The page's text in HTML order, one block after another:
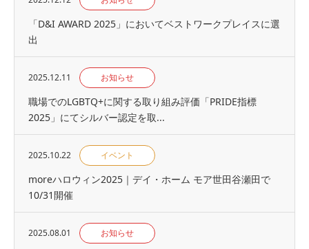
「D&I AWARD 2025」においてベストワークプレイスに選
出
2025.12.11 お知らせ
職場でのLGBTQ+に関する取り組み評価「PRIDE指標
2025」にてシルバー認定を取...
2025.10.22 イベント
moreハロウィン2025｜デイ・ホーム モア世田谷瀬田で
10/31開催
2025.08.01 お知らせ